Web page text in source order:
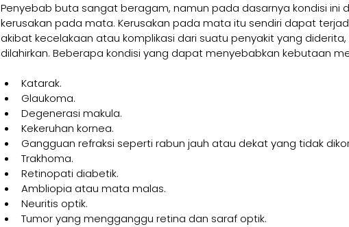
Penyebab buta sangat beragam, namun pada dasarnya kondisi ini
kerusakan pada mata. Kerusakan pada mata itu sendiri dapat
akibat kecelakaan atau komplikasi dari suatu penyakit yang
dilahirkan. Beberapa kondisi yang dapat menyebabkan kebutaan
Katarak.
Glaukoma.
Degenerasi makula.
Kekeruhan kornea.
Gangguan refraksi seperti rabun jauh atau dekat yang tidak
Trakhoma.
Retinopati diabetik.
Ambliopia atau mata malas.
Neuritis optik.
Tumor yang mengganggu retina dan saraf optik.